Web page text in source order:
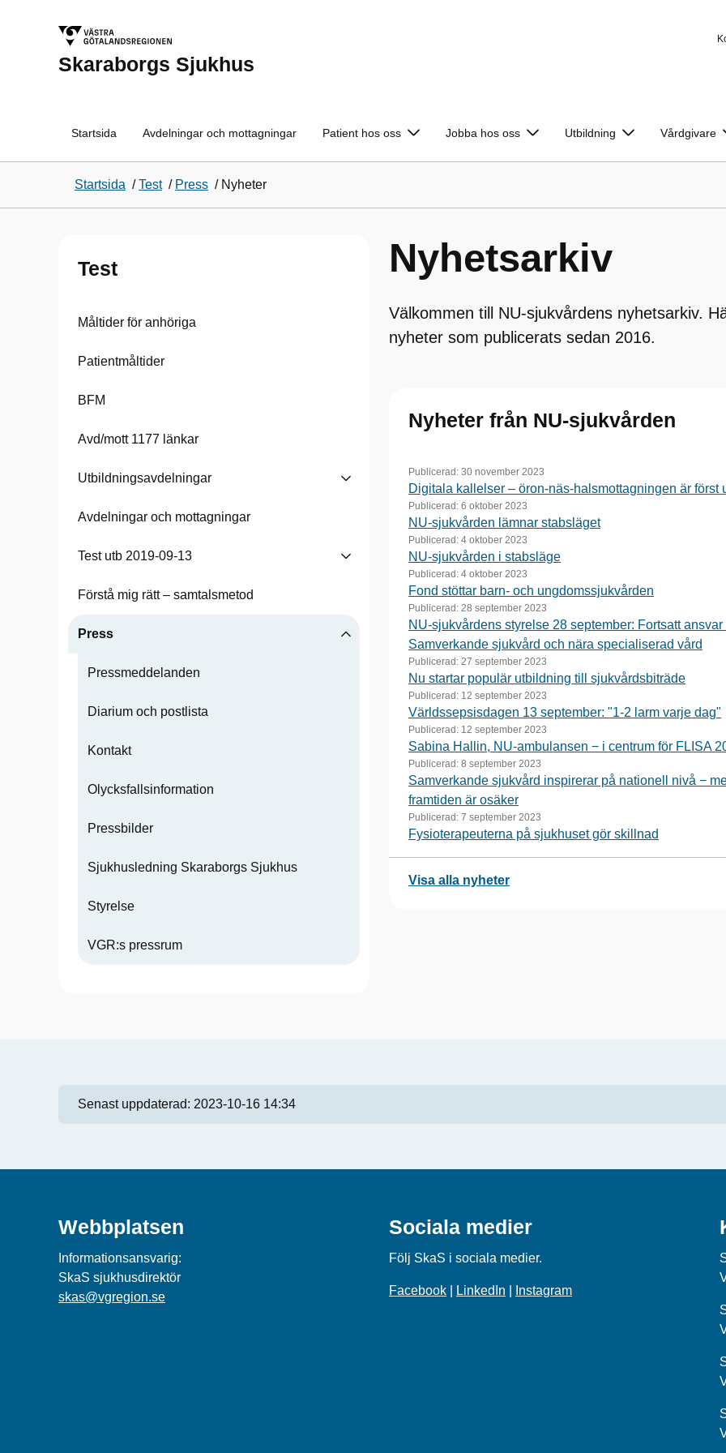
Skaraborgs Sjukhus
Startsida Avdelningar och mottagningar Patient hos oss Jobba hos oss Utbildning Vårdgivare
Startsida /Test / Press / Nyheter
Test
Måltider för anhöriga
Patientmåltider
BFM
Avd/mott 1177 länkar
Utbildningsavdelningar
Avdelningar och mottagningar
Test utb 2019-09-13
Förstå mig rätt – samtalsmetod
Press
Pressmeddelanden
Diarium och postlista
Kontakt
Olycksfallsinformation
Pressbilder
Sjukhusledning Skaraborgs Sjukhus
Styrelse
VGR:s pressrum
Nyhetsarkiv
Välkommen till NU-sjukvårdens nyhetsarkiv.
nyheter som publicerats sedan 2016.
Nyheter från NU-sjukvården
Publicerad: 30 november 2023
Digitala kallelser – öron-näs-halsmottagningen är först
Publicerad: 6 oktober 2023
NU-sjukvården lämnar stabsläget
Publicerad: 4 oktober 2023
NU-sjukvården i stabsläge
Publicerad: 4 oktober 2023
Fond stöttar barn- och ungdomssjukvården
Publicerad: 28 september 2023
NU-sjukvårdens styrelse 28 september: Fortsatt ansvar
Samverkande sjukvård och nära specialiserad vård
Publicerad: 27 september 2023
Nu startar populär utbildning till sjukvårdsbiträde
Publicerad: 12 september 2023
Världssepsisdagen 13 september: "1-2 larm varje dag"
Publicerad: 12 september 2023
Sabina Hallin, NU-ambulansen − i centrum för FLISA
Publicerad: 8 september 2023
Samverkande sjukvård inspirerar på nationell nivå −
framtiden är osäker
Publicerad: 7 september 2023
Fysioterapeuterna på sjukhuset gör skillnad
Visa alla nyheter
Senast uppdaterad: 2023-10-16 14:34
Webbplatsen
Informationsansvarig:
SkaS sjukhusdirektör
skas@vgregion.se
Sociala medier
Följ SkaS i sociala medier.
Facebook LinkedIn Instagram